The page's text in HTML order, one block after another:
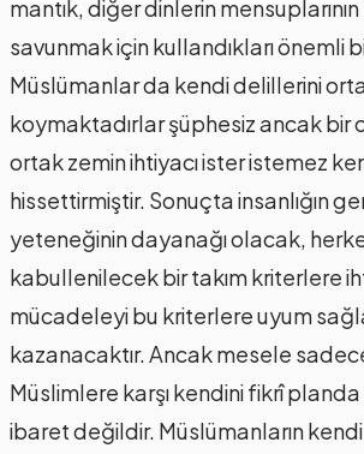
mantık, diğer dinlerin
savunmak için kullandıkları önemli
Müslümanlar da kendi delillerini
koymaktadırlar şüphesiz ancak bir
ortak zemin ihtiyacı ister istemez
hissettirmiştir. Sonuçta insanlığın
yeteneğinin dayanağı olacak,
kabullenilecek bir takım kriterlere
mücadeleyi bu kriterlere uyum
kazanacaktır. Ancak mesele
Müslimlere karşı kendini fikrî
ibaret değildir. Müslümanların